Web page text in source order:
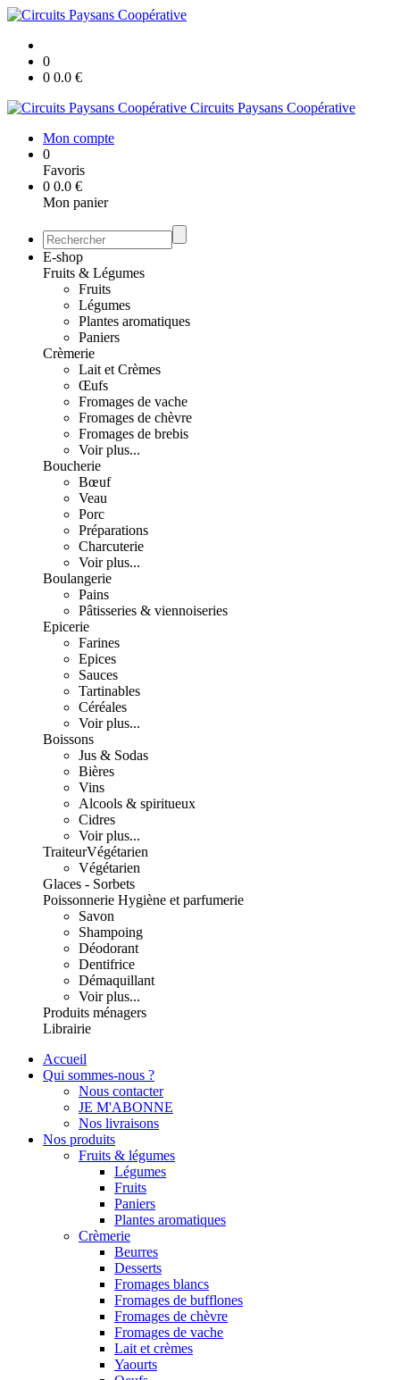
0
0 0.0 €
Circuits Paysans Coopérative
Mon compte
0
Favoris
0 0.0 €
Mon panier
E-shop
Fruits & Légumes
Fruits
Légumes
Plantes aromatiques
Paniers
Crèmerie
Lait et Crèmes
Œufs
Fromages de vache
Fromages de chèvre
Fromages de brebis
Voir plus...
Boucherie
Bœuf
Veau
Porc
Préparations
Charcuterie
Voir plus...
Boulangerie
Pains
Pâtisseries & viennoiseries
Epicerie
Farines
Epices
Sauces
Tartinables
Céréales
Voir plus...
Boissons
Jus & Sodas
Bières
Vins
Alcools & spiritueux
Cidres
Voir plus...
TraiteurVégétarien
Végétarien
Glaces - Sorbets
Poissonnerie Hygiène et parfumerie
Savon
Shampoing
Déodorant
Dentifrice
Démaquillant
Voir plus...
Produits ménagers
Librairie
Accueil
Qui sommes-nous ?
Nous contacter
JE M'ABONNE
Nos livraisons
Nos produits
Fruits & légumes
Légumes
Fruits
Paniers
Plantes aromatiques
Crèmerie
Beurres
Desserts
Fromages blancs
Fromages de bufflones
Fromages de chèvre
Fromages de vache
Lait et crèmes
Yaourts